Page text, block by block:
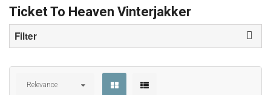
Ticket To Heaven Vinterjakker
Filter
Relevance